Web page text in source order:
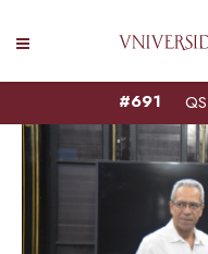
#691